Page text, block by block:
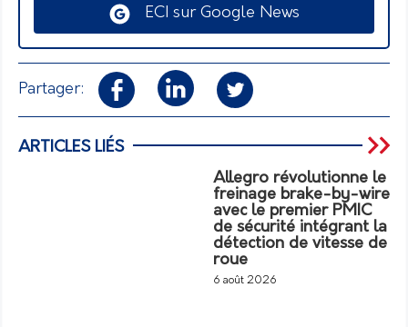
ECI sur Google News
Partager:
ARTICLES LIÉS
Allegro révolutionne le
freinage brake-by-wire
avec le premier PMIC
de sécurité intégrant la
détection de vitesse de
roue
6 août 2026